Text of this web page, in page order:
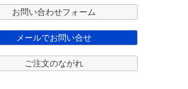
お問い合わせフォーム
メールでお問い合せ
ご注文のながれ